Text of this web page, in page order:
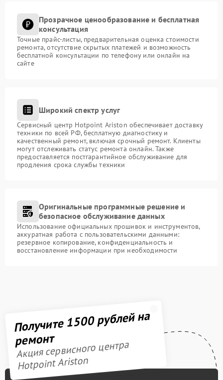
Прозрачное ценообразование и бесплатная
консультация
Точные прайс-листы, предварительная оценка стоимости
ремонта, отсутствие скрытых платежей и возможность
бесплатной консультации по телефону или онлайн на
сайте
Широкий спектр услуг
Сервисный центр Hotpoint Ariston обеспечивает доставку
техники по всей РФ, бесплатную диагностику и
качественный ремонт, включая срочный ремонт. Клиенты
могут отслеживать статус ремонта онлайн. Также
предоставляется постгарантийное обслуживание для
продления срока службы техники
Оригинальные программные решение и
безопасное обслуживание данных
Использование официальных прошивок и инструментов,
аккуратная работа с пользовательскими данными:
резервное копирование, конфиденциальность и
восстановление информации при необходимости
Получите 1500 рублей на
ремонт
Акция сервисного центра
Hotpoint Ariston